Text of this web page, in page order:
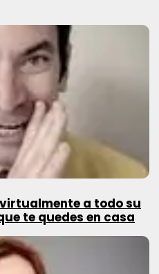
a todo su
te quedes en casa